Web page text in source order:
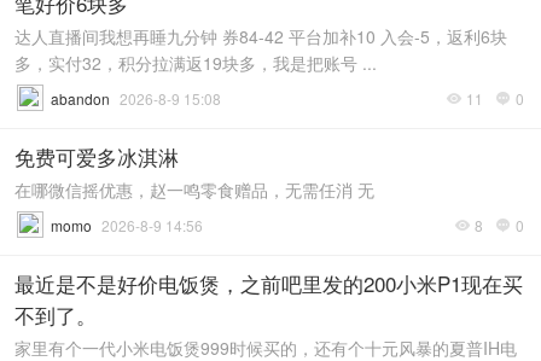
达人直播间我想再睡九分钟 券84-42 平台加补10 入会-5，返利6块
多，实付32，积分拉满返19块多，我是把账号 ...
 11  0
abandon 2026-8-9 15:08
免费可爱多冰淇淋
在哪微信摇优惠，赵一鸣零食赠品，无需任消 无
 8  0
momo 2026-8-9 14:56
最近是不是好价电饭煲，之前吧里发的200小米P1现在买
不到了。
家里有个一代小米电饭煲999时候买的，还有个十元风暴的夏普IH电